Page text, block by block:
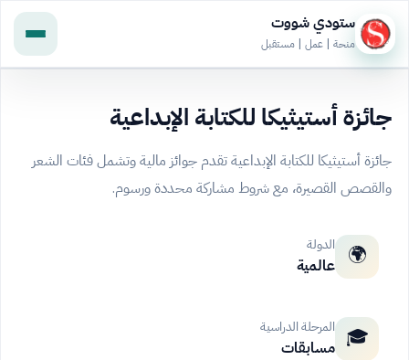
ستودي شووت
منحة | عمل | مستقبل
جائزة أستيثيكا للكتابة الإبداعية
جائزة أستيثيكا للكتابة الإبداعية تقدم جوائز مالية وتشمل فئات الشعر
والقصص القصيرة، مع شروط مشاركة محددة ورسوم.
🌍 الدولة
عالمية
🎓 المرحلة الدراسية
مسابقات